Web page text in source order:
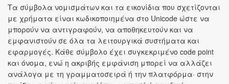
Τα σύμβολα νομισμάτων και τα εικονίδια που σχετίζονται
με χρήματα είναι κωδικοποιημένα στο Unicode ώστε να
μπορούν να αντιγραφούν, να αποθηκευτούν και να
εμφανιστούν σε όλα τα λειτουργικά συστήματα και
εφαρμογές. Κάθε σύμβολο έχει συγκεκριμένο code point
και όνομα, ενώ η ακριβής εμφάνιση μπορεί να αλλάζει
ανάλογα με τη γραμματοσειρά ή την πλατφόρμα· στην